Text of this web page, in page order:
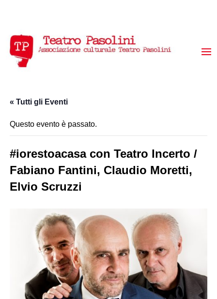
« Tutti gli Eventi
Questo evento è passato.
#iorestoacasa con Teatro Incerto /
Fabiano Fantini, Claudio Moretti,
Elvio Scruzzi